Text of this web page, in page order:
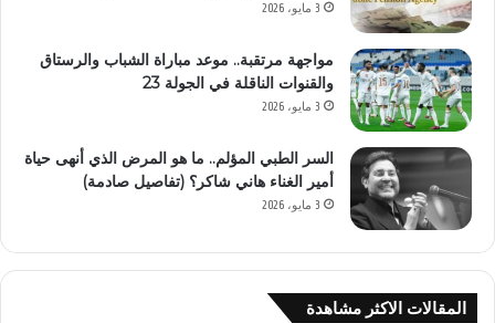
3 مايو، 2026
مواجهة مرتقبة.. موعد مباراة الشباب والرستاق
والقنوات الناقلة في الجولة 23
3 مايو، 2026
السر الطبي المؤلم.. ما هو المرض الذي أنهى حياة
أمير الغناء هاني شاكر؟ (تفاصيل صادمة)
3 مايو، 2026
المقالات الاكثر مشاهدة